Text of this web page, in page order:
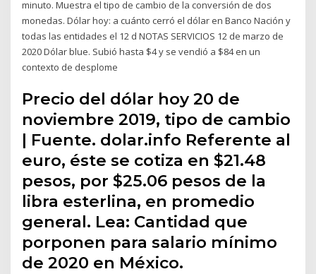
minuto. Muestra el tipo de cambio de la conversión de dos
monedas. Dólar hoy: a cuánto cerró el dólar en Banco Nación y
todas las entidades el 12 d NOTAS SERVICIOS 12 de marzo de
2020 Dólar blue. Subió hasta $4 y se vendió a $84 en un
contexto de desplome
Precio del dólar hoy 20 de
noviembre 2019, tipo de cambio
| Fuente. dolar.info Referente al
euro, éste se cotiza en $21.48
pesos, por $25.06 pesos de la
libra esterlina, en promedio
general. Lea: Cantidad que
porponen para salario mínimo
de 2020 en México.